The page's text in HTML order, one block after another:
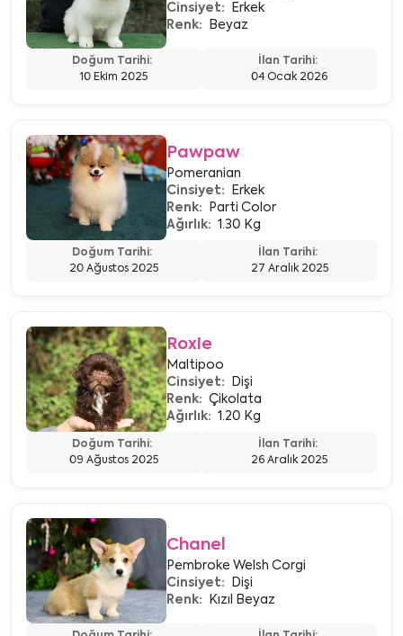
Cinsiyet:
Erkek
Renk:
Beyaz
Doğum Tarihi:
10 Ekim 2025
İlan Tarihi:
04 Ocak 2026
Pawpaw
Pomeranian
Cinsiyet:
Erkek
Renk:
Parti Color
Ağırlık: 1.30 Kg
Doğum Tarihi:
20 Ağustos 2025
İlan Tarihi:
27 Aralık 2025
Roxie
Maltipoo
Cinsiyet:
Dişi
Renk: Çikolata
Ağırlık: 1.20 Kg
Doğum Tarihi:
09 Ağustos 2025
İlan Tarihi:
26 Aralık 2025
Chanel
Pembroke Welsh Corgi
Cinsiyet:
Dişi
Renk:
Kızıl Beyaz